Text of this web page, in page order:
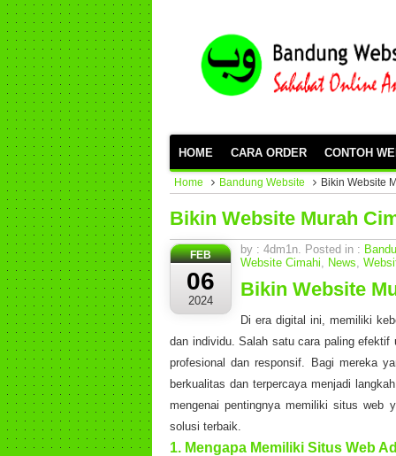
HOME CARA ORDER CONTOH
Home Bandung Website Bikin Website
Bikin Website Murah
FEB
06
2024
by : 4dm1n. Posted in :
Website Cimahi
News
Bikin Website
Di era digital ini, memiliki
dan individu. Salah satu cara paling
profesional dan responsif. Bagi mereka
berkualitas dan terpercaya menjadi
mengenai pentingnya memiliki situs web
solusi terbaik.
1. Mengapa Memiliki Situs Web